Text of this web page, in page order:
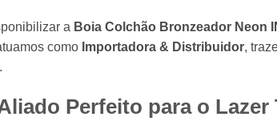
a Boia Colchão Bronzeador Neon
como Importadora & Distribuidor,
Perfeito para o Lazer